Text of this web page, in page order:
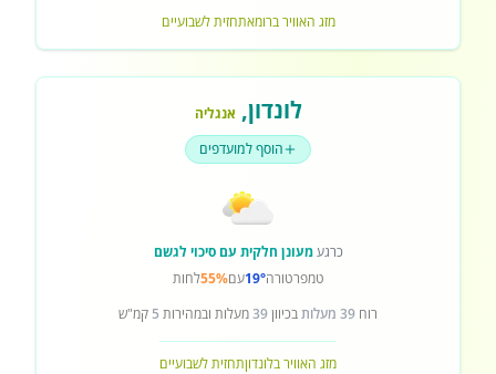
מזג האוויר ברומאתחזית לשבועיים
לונדון, אנגליה
הוסף למועדפים
כרגעמעונן חלקית עם סיכוי לגשם
טמפרטורה19°עם55%לחות
רוח 39 מעלות בכיוון39מעלות ובמהירות 5 קמ"ש
מזג האוויר בלונדוןתחזית לשבועיים